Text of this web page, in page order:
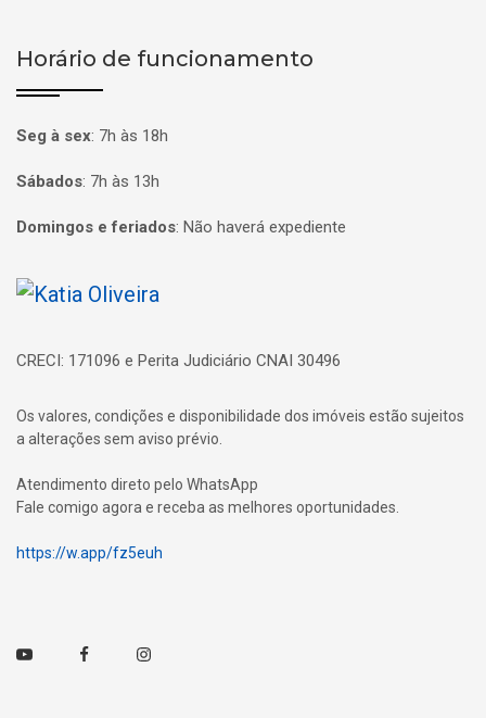
Horário de funcionamento
Seg à sex: 7h às 18h
Sábados: 7h às 13h
Domingos e feriados: Não haverá expediente
Página inicial
CRECI: 171096 e Perita Judiciário CNAI 30496
Os valores, condições e disponibilidade dos imóveis estão sujeitos
a alterações sem aviso prévio.
Atendimento direto pelo WhatsApp
Fale comigo agora e receba as melhores oportunidades.
https://w.app/fz5euh
Youtube FacebookInstagram